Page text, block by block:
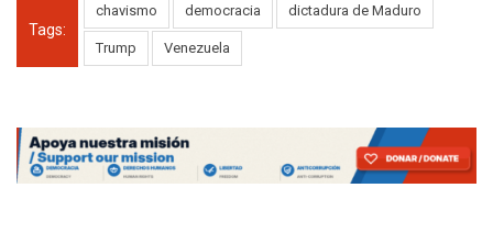
Tags:
chavismo democracia dictadura de Maduro
Trump Venezuela